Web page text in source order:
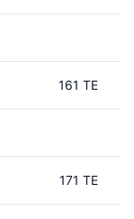
161 TE
171 TE